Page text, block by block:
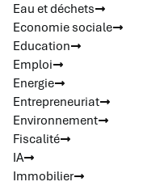
Eau et déchets
Economie sociale
Education
Emploi
Energie
Entrepreneuriat
Environnement
Fiscalité
IA
Immobilier